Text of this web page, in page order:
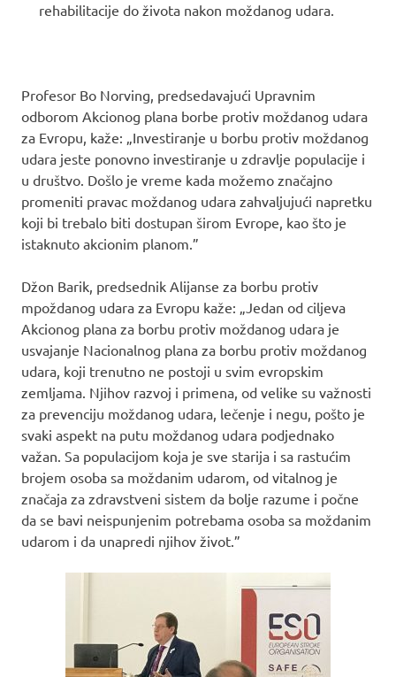
rehabilitacije do života nakon moždanog udara.
Profesor Bo Norving, predsedavajući Upravnim
odborom Akcionog plana borbe protiv moždanog udara
za Evropu, kaže: „Investiranje u borbu protiv moždanog
udara jeste ponovno investiranje u zdravlje populacije i
u društvo. Došlo je vreme kada možemo značajno
promeniti pravac moždanog udara zahvaljujući napretku
koji bi trebalo biti dostupan širom Evrope, kao što je
istaknuto akcionim planom.”
Džon Barik, predsednik Alijanse za borbu protiv
mpoždanog udara za Evropu kaže: „Jedan od ciljeva
Akcionog plana za borbu protiv moždanog udara je
usvajanje Nacionalnog plana za borbu protiv moždanog
udara, koji trenutno ne postoji u svim evropskim
zemljama. Njihov razvoj i primena, od velike su važnosti
za prevenciju moždanog udara, lečenje i negu, pošto je
svaki aspekt na putu moždanog udara podjednako
važan. Sa populacijom koja je sve starija i sa rastućim
brojem osoba sa moždanim udarom, od vitalnog je
značaja za zdravstveni sistem da bolje razume i počne
da se bavi neispunjenim potrebama osoba sa moždanim
udarom i da unapredi njihov život.”